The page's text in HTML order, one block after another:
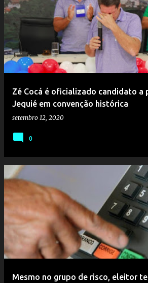
Zé Cocá é oficializado candidato a
Jequié em convenção histórica
setembro 12, 2020
0
Mesmo no grupo de risco, eleitor